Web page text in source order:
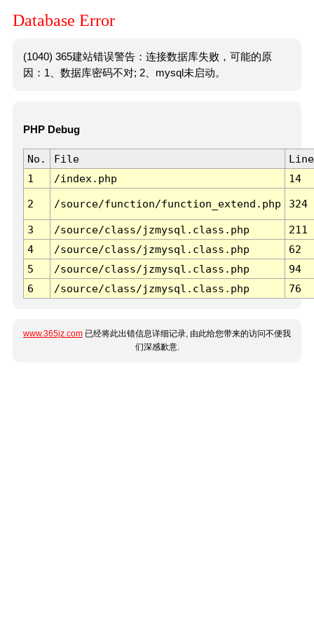
Database Error
(1040) 365建站错误警告：连接数据库失败，可能的原
因：1、数据库密码不对; 2、mysql未启动。
PHP Debug
No. File
Line
1
/index.php 14
2 /source/function/function_extend.php 324
3 /source/class/jzmysql.class.php
211
4
/source/class/jzmysql.class.php
62
5
/source/class/jzmysql.class.php
94
6
/source/class/jzmysql.class.php 76
www.365jz.com 已经将此出错信息详细记录, 由此给您带来的访问不便我
们深感歉意.